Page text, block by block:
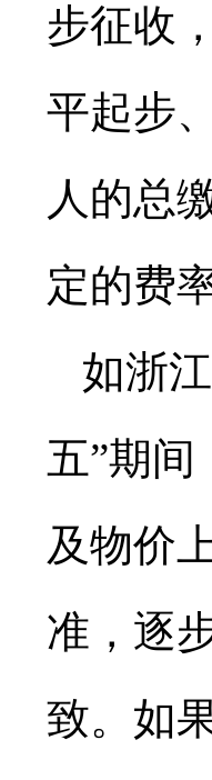
步征收
平起步
人的总
定的费
如浙
五”期
及物价
准，逐
致。如